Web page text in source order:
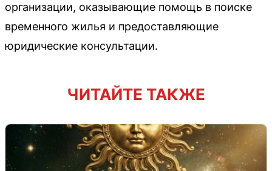
организации, оказывающие помощь в поиске
временного жилья и предоставляющие
юридические консультации.
ЧИТАЙТЕ ТАКЖЕ